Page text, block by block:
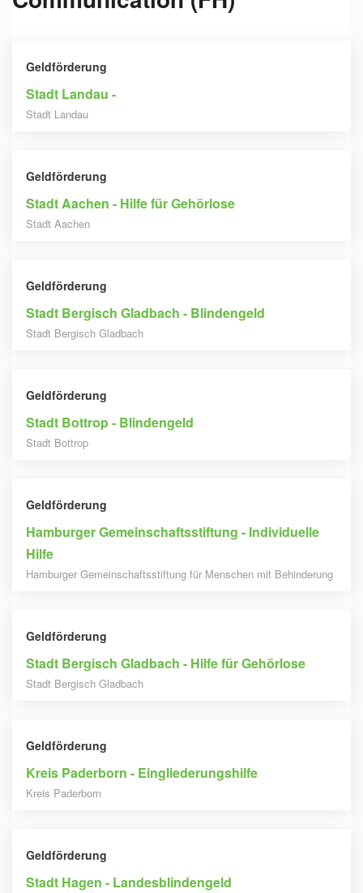
Geldförderung
Stadt Landau -
Stadt Landau
Geldförderung
Stadt Aachen - Hilfe für Gehörlose
Stadt Aachen
Geldförderung
Stadt Bergisch Gladbach - Blindengeld
Stadt Bergisch Gladbach
Geldförderung
Stadt Bottrop - Blindengeld
Stadt Bottrop
Geldförderung
Hamburger Gemeinschaftsstiftung - Individuelle
Hilfe
Hamburger Gemeinschaftsstiftung für Menschen mit Behinderung
Geldförderung
Stadt Bergisch Gladbach - Hilfe für Gehörlose
Stadt Bergisch Gladbach
Geldförderung
Kreis Paderborn - Eingliederungshilfe
Kreis Paderborn
Geldförderung
Stadt Hagen - Landesblindengeld